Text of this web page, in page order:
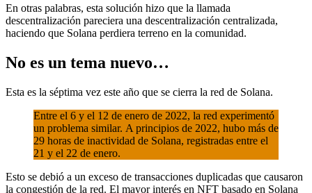
En otras palabras, esta solución hizo que la llamada
descentralización pareciera una descentralización centralizada,
haciendo que Solana perdiera terreno en la comunidad.
No es un tema nuevo…
Esta es la séptima vez este año que se cierra la red de Solana.
Entre el 6 y el 12 de enero de 2022, la red experimentó
un problema similar. A principios de 2022, hubo más de
29 horas de inactividad de Solana, registradas entre el
21 y el 22 de enero.
Esto se debió a un exceso de transacciones duplicadas que causaron
la congestión de la red. El mayor interés en NFT basado en Solana